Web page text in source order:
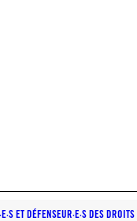
ET DÉFENSEUR·E·S DES